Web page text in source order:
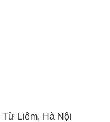
Liêm, Hà Nội